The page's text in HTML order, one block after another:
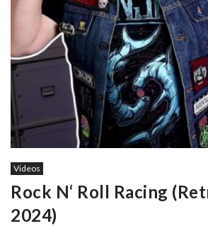
Videos
Rock N‘ Roll Racing
2024)